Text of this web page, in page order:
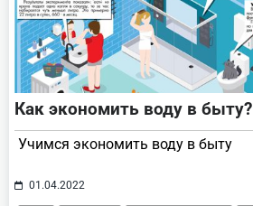
Как экономить воду в быту?
Учимся экономить воду в быту
01.04.2022